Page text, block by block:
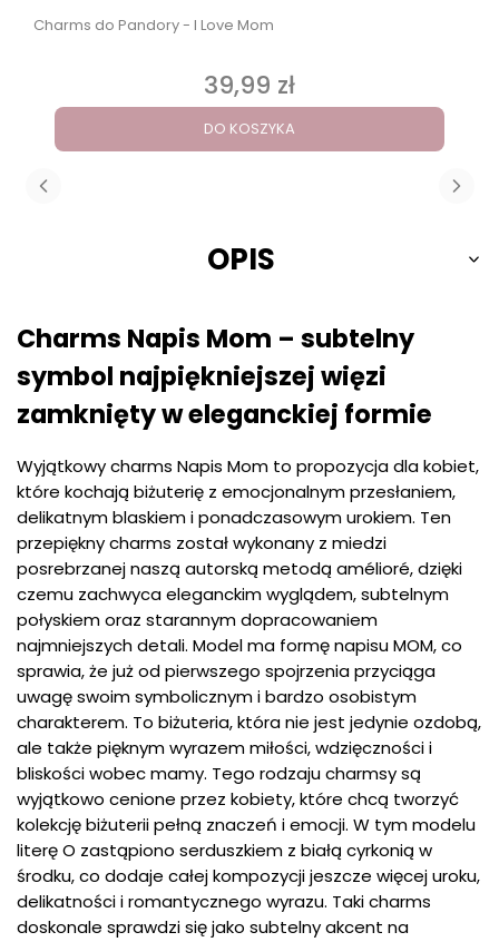
Charms do Pandory - I Love Mom
Cena
39,99 zł
DO KOSZYKA
OPIS
Charms Napis Mom – subtelny
symbol najpiękniejszej więzi
zamknięty w eleganckiej formie
Wyjątkowy charms Napis Mom to propozycja dla kobiet,
które kochają biżuterię z emocjonalnym przesłaniem,
delikatnym blaskiem i ponadczasowym urokiem. Ten
przepiękny charms został wykonany z miedzi
posrebrzanej naszą autorską metodą amélioré, dzięki
czemu zachwyca eleganckim wyglądem, subtelnym
połyskiem oraz starannym dopracowaniem
najmniejszych detali. Model ma formę napisu MOM, co
sprawia, że już od pierwszego spojrzenia przyciąga
uwagę swoim symbolicznym i bardzo osobistym
charakterem. To biżuteria, która nie jest jedynie ozdobą,
ale także pięknym wyrazem miłości, wdzięczności i
bliskości wobec mamy. Tego rodzaju charmsy są
wyjątkowo cenione przez kobiety, które chcą tworzyć
kolekcję biżuterii pełną znaczeń i emocji. W tym modelu
literę O zastąpiono serduszkiem z białą cyrkonią w
środku, co dodaje całej kompozycji jeszcze więcej uroku,
delikatności i romantycznego wyrazu. Taki charms
doskonale sprawdzi się jako subtelny akcent na